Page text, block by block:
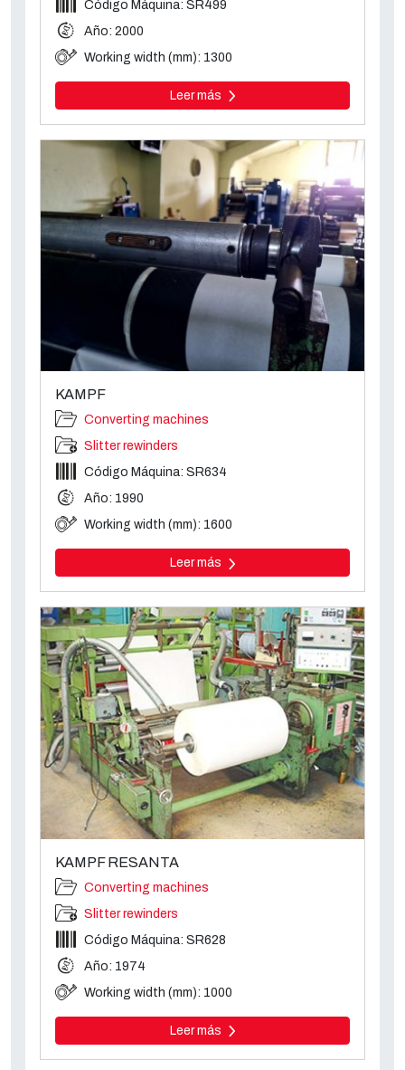
Código Máquina: SR499
Año: 2000
Working width (mm): 1300
Leer más
KAMPF
Converting machines
Slitter rewinders
Código Máquina: SR634
Año: 1990
Working width (mm): 1600
Leer más
KAMPF RESANTA
Converting machines
Slitter rewinders
Código Máquina: SR628
Año: 1974
Working width (mm): 1000
Leer más